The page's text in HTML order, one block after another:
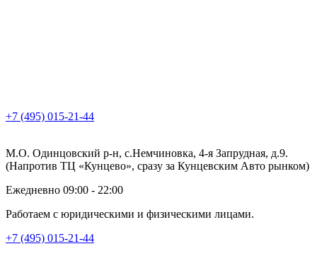
+7 (495) 015-21-44
М.О. Одинцовский р-н, с.Немчиновка, 4-я Запрудная, д.9.
(Напротив ТЦ «Кунцево», сразу за Кунцевским Авто рынком)
Ежедневно 09:00 - 22:00
Работаем с юридическими и физическими лицами.
+7 (495) 015-21-44